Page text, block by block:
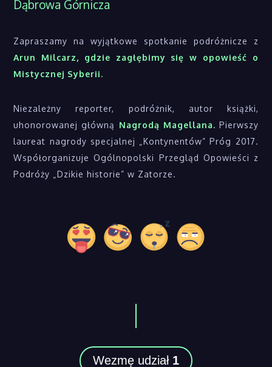
Dąbrowa Górnicza
Zapraszamy na wyjątkowe spotkanie podróżnicze z
Arun Milcarz, gdzie zagłębimy się w opowieść o
Mistycznej Syberii.
Niezależny reporter, podróżnik, autor książki,
uhonorowanej główną Nagrodą Magellana. Pierwszy
laureat nagrody specjalnej „Kontynentów” Próg 2017.
Współorganizuje Ogólnopolski Przegląd Opowieści z
Podróży „Dzikie historie” w Zatorze.
Wezmę udział 1